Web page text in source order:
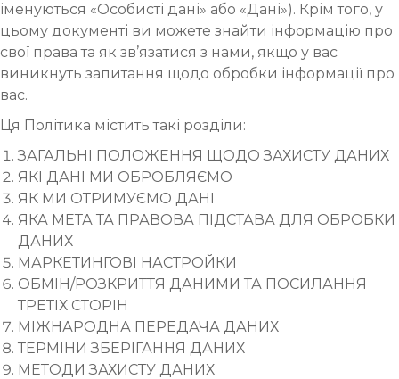
іменуються «Особисті дані» або «Дані»). Крім того, у
цьому документі ви можете знайти інформацію про
свої права та як зв’язатися з нами, якщо у вас
виникнуть запитання щодо обробки інформації про
вас.
Ця Політика містить такі розділи:
ЗАГАЛЬНІ ПОЛОЖЕННЯ ЩОДО ЗАХИСТУ ДАНИХ
ЯКІ ДАНІ МИ ОБРОБЛЯЄМО
ЯК МИ ОТРИМУЄМО ДАНІ
ЯКА МЕТА ТА ПРАВОВА ПІДСТАВА ДЛЯ ОБРОБКИ
ДАНИХ
МАРКЕТИНГОВІ НАСТРОЙКИ
ОБМІН/РОЗКРИТТЯ ДАНИМИ ТА ПОСИЛАННЯ
ТРЕТІХ СТОРІН
МІЖНАРОДНА ПЕРЕДАЧА ДАНИХ
ТЕРМІНИ ЗБЕРІГАННЯ ДАНИХ
МЕТОДИ ЗАХИСТУ ДАНИХ